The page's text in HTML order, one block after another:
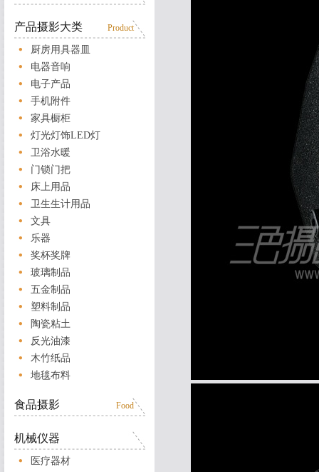
产品摄影大类 Product
厨房用具器皿
电器音响
电子产品
手机附件
家具橱柜
灯光灯饰LED灯
卫浴水暖
门锁门把
床上用品
卫生生计用品
文具
乐器
奖杯奖牌
玻璃制品
五金制品
塑料制品
陶瓷粘土
反光油漆
木竹纸品
地毯布料
食品摄影 Food
机械仪器
医疗器材